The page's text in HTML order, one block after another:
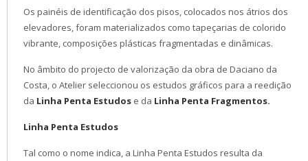
Os painéis de identificação dos pisos, colocados nos átrios dos
elevadores, foram materializados como tapeçarias de colorido
vibrante, composições plásticas fragmentadas e dinâmicas.
No âmbito do projecto de valorização da obra de Daciano da
Costa, o Atelier seleccionou os estudos gráficos para a reedição
da Linha Penta Estudos e da Linha Penta Fragmentos.
Linha Penta Estudos
Tal como o nome indica, a Linha Penta Estudos resulta da